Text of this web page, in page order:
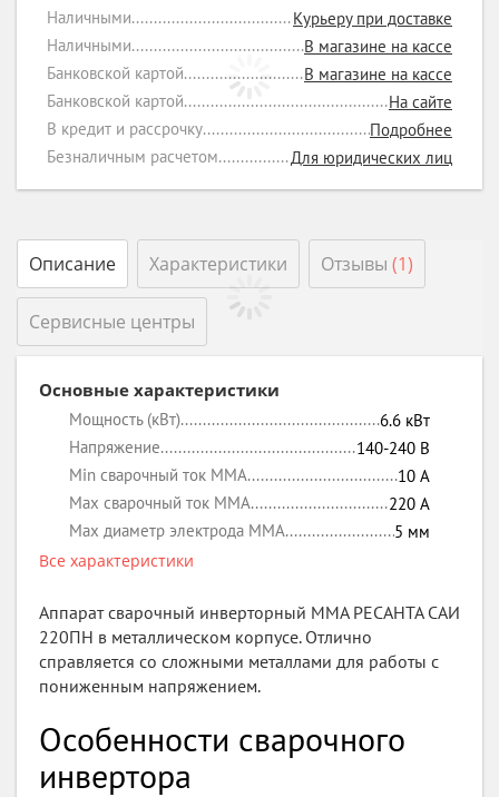
Наличными
Курьеру при доставке
Наличными
В магазине на кассе
Банковской картой
В магазине на кассе
Банковской картой
На сайте
В кредит и рассрочку
Подробнее
Безналичным расчетом
Для юридических лиц
Описание Характеристики Отзывы (1)
Сервисные центры
Основные характеристики
Мощность (кВт) 6.6 кВт
Напряжение
140-240 В
Min сварочный ток MMA
10 А
Max сварочный ток MMA
220 А
Max диаметр электрода MMA
5 мм
Все характеристики
Аппарат сварочный инверторный MMA РЕСАНТА САИ
220ПН в металлическом корпусе. Отлично
справляется со сложными металлами для работы с
пониженным напряжением.
Особенности сварочного
инвертора